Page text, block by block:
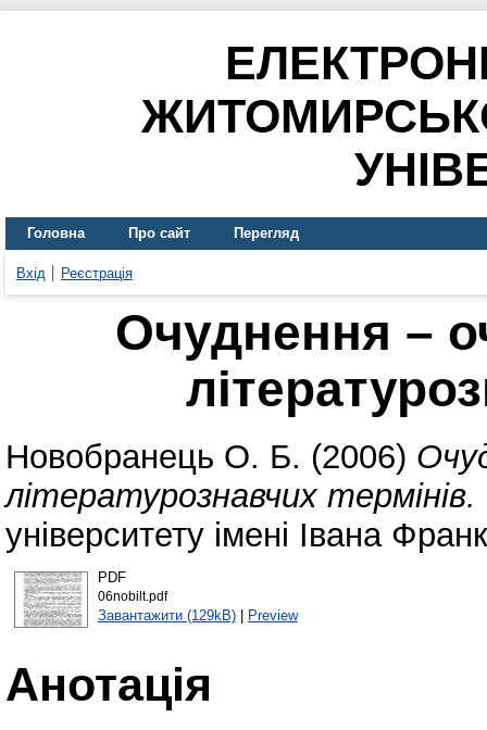
Головна Про сайт Перегляд
Вхід Реєстрація
Очуднення –
Новобранець О. Б. (2006)
літературознавчих термінів.
університету імені Івана
PDF
06nobilt.pdf
Завантажити (129kB)| Preview
Анотація